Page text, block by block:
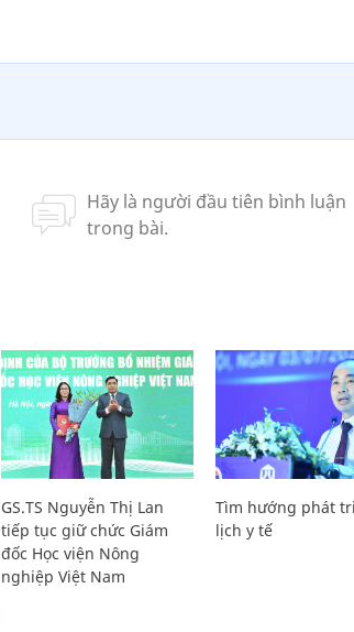
GS.TS Nguyễn Thị Lan
tiếp tục giữ chức Giám
đốc Học viện Nông
nghiệp Việt Nam
Tìm hướng phát
lịch y tế